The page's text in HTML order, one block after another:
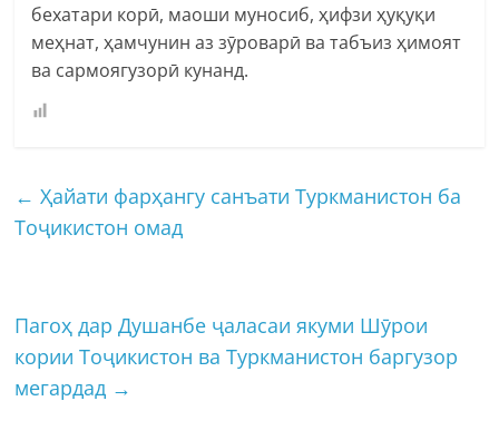
бехатари корӣ, маоши муносиб, ҳифзи ҳуқуқи
меҳнат, ҳамчунин аз зӯроварӣ ва табъиз ҳимоят
ва сармоягузорӣ кунанд.
← Ҳайати фарҳангу санъати Туркманистон ба
Тоҷикистон омад
Пагоҳ дар Душанбе ҷаласаи якуми Шӯрои
кории Тоҷикистон ва Туркманистон баргузор
мегардад →